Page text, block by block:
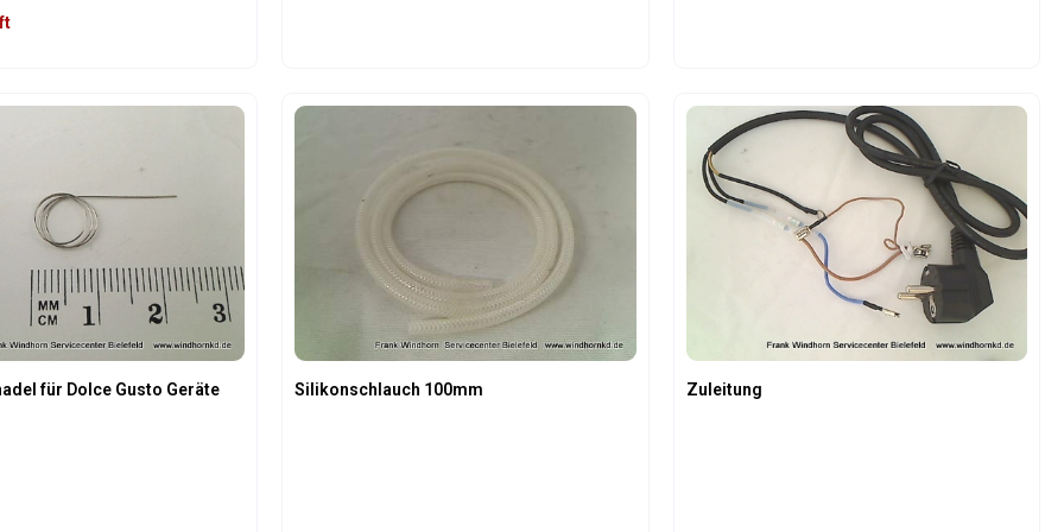
Anzahl: Gib den gewünschten Wert ein oder benutze die Schaltflächen um die
Produkt Anzahl: Gib den gewünschten Wert ein oder
Produkt Anzahl: Gib den
für Dolce Gusto Geräte Silikonschlauch 100mm Zuleitung